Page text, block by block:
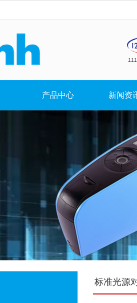
产品中心 新闻资
标准光源